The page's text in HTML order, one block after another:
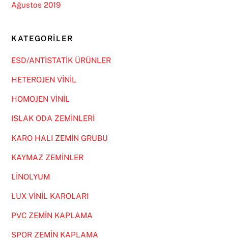
Ağustos 2019
KATEGORILER
ESD/ANTİSTATİK ÜRÜNLER
HETEROJEN VİNİL
HOMOJEN VİNİL
ISLAK ODA ZEMİNLERİ
KARO HALI ZEMİN GRUBU
KAYMAZ ZEMİNLER
LİNOLYUM
LUX VİNİL KAROLARI
PVC ZEMİN KAPLAMA
SPOR ZEMİN KAPLAMA